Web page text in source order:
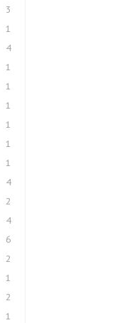
3
1
4
1
1
1
1
1
1
4
2
4
6
2
1
2
1